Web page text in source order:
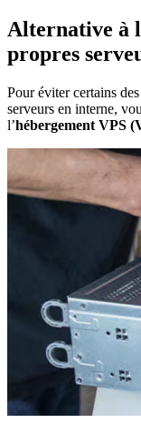
Alternative à
propres
Pour éviter certains
serveurs en interne,
l’hébergement VPS